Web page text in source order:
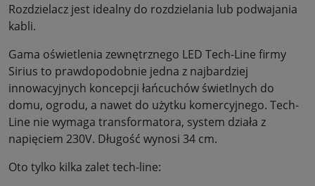
Rozdzielacz jest idealny do rozdzielania lub podwajania
kabli.
Gama oświetlenia zewnętrznego LED Tech-Line firmy
Sirius to prawdopodobnie jedna z najbardziej
innowacyjnych koncepcji łańcuchów świetlnych do
domu, ogrodu, a nawet do użytku komercyjnego. Tech-
Line nie wymaga transformatora, system działa z
napięciem 230V. Długość wynosi 34 cm.
Oto tylko kilka zalet tech-line: